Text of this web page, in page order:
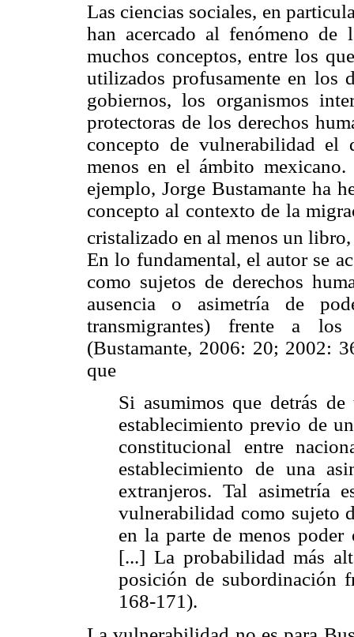
Las ciencias sociales, en
han acercado al fenómeno de
muchos conceptos, entre los
utilizados profusamente en los
gobiernos, los organismos
protectoras de los derechos
concepto de vulnerabilidad el
menos en el ámbito
ejemplo, Jorge Bustamante ha
concepto al contexto de la
cristalizado en al menos un
En lo fundamental, el autor se
como sujetos de derechos
ausencia o asimetría de
transmigrantes) frente a
(Bustamante, 2006: 20; 2002:
que
Si asumimos que detrás
establecimiento previo de
constitucional entre
establecimiento de una
extranjeros. Tal asimetría
vulnerabilidad como sujeto
en la parte de menos
[...] La probabilidad más
posición de subordinación
168-171).